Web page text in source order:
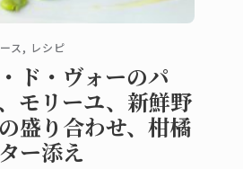
ス, レシピ
ド・ヴォーのパ
モリーユ、新鮮野
盛り合わせ、柑橘
ー添え